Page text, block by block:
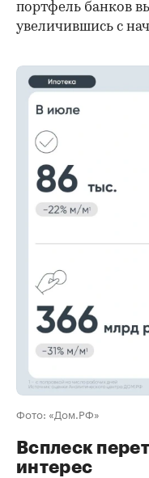
портфель банков
увеличившись с
Фото: «Дом.РФ»
Всплеск
интерес